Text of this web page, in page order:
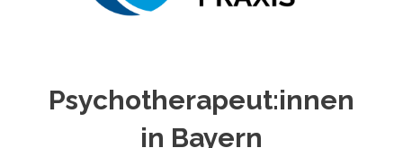
Psychotherapeut:innen
in Bayern